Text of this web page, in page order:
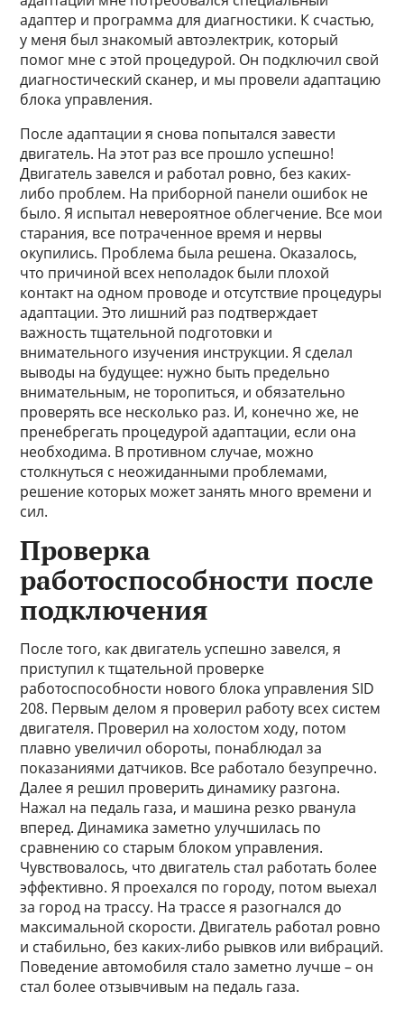
адаптер и программа для диагностики. К счастью,
у меня был знакомый автоэлектрик, который
помог мне с этой процедурой. Он подключил свой
диагностический сканер, и мы провели адаптацию
блока управления.
После адаптации я снова попытался завести
двигатель. На этот раз все прошло успешно!
Двигатель завелся и работал ровно, без каких-
либо проблем. На приборной панели ошибок не
было. Я испытал невероятное облегчение. Все мои
старания, все потраченное время и нервы
окупились. Проблема была решена. Оказалось,
что причиной всех неполадок были плохой
контакт на одном проводе и отсутствие процедуры
адаптации. Это лишний раз подтверждает
важность тщательной подготовки и
внимательного изучения инструкции. Я сделал
выводы на будущее: нужно быть предельно
внимательным, не торопиться, и обязательно
проверять все несколько раз. И, конечно же, не
пренебрегать процедурой адаптации, если она
необходима. В противном случае, можно
столкнуться с неожиданными проблемами,
решение которых может занять много времени и
сил.
Проверка
работоспособности после
подключения
После того, как двигатель успешно завелся, я
приступил к тщательной проверке
работоспособности нового блока управления SID
208. Первым делом я проверил работу всех систем
двигателя. Проверил на холостом ходу, потом
плавно увеличил обороты, понаблюдал за
показаниями датчиков. Все работало безупречно.
Далее я решил проверить динамику разгона.
Нажал на педаль газа, и машина резко рванула
вперед. Динамика заметно улучшилась по
сравнению со старым блоком управления.
Чувствовалось, что двигатель стал работать более
эффективно. Я проехался по городу, потом выехал
за город на трассу. На трассе я разогнался до
максимальной скорости. Двигатель работал ровно
и стабильно, без каких-либо рывков или вибраций.
Поведение автомобиля стало заметно лучше – он
стал более отзывчивым на педаль газа.